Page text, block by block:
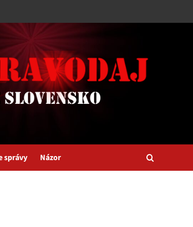
správy Názor